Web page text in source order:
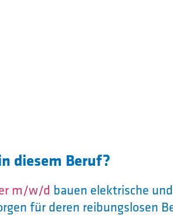
diesem Beruf?
m/w/d bauen elektrische
für deren reibungslosen